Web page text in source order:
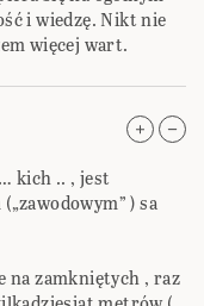
i wiedzę. Nikt nie
więcej wart.
kich .. , jest
) sa
na zamkniętych , raz